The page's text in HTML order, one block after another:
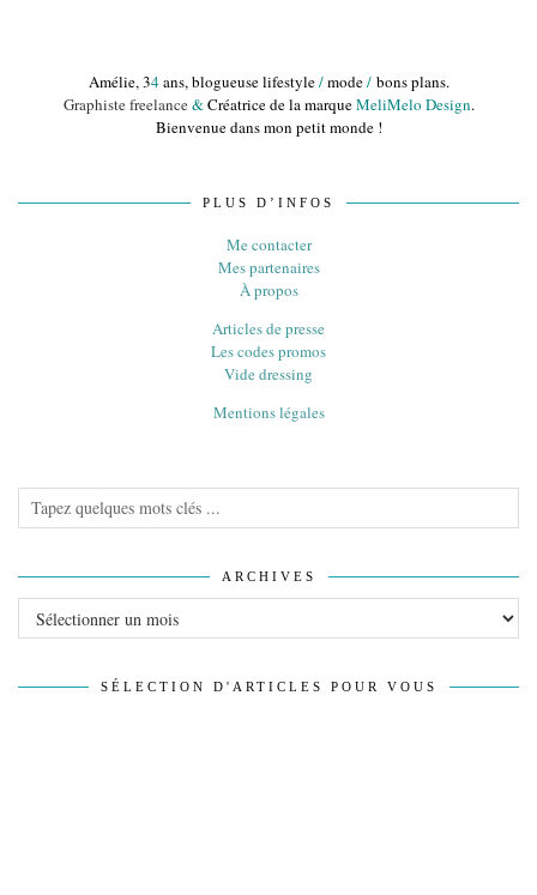
Amélie, 34ans, blogueuse lifestyle/mode/bons plans.
Graphiste freelance&Créatrice de la marqueMeliMelo Design.
Bienvenue dans mon petit monde !
PLUS D’INFOS
Me contacter
Mes partenaires
À propos
Articles de presse
Les codes promos
Vide dressing
Mentions légales
ARCHIVES
SÉLECTION D'ARTICLES POUR VOUS